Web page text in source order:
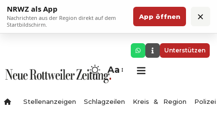
NRWZ als App
Nachrichten aus der Region direkt auf dem
Startbildschirm.
App öffnen ×
Unterstützen
Aa
Stellenanzeigen Schlagzeilen Kreis & Region Polizei